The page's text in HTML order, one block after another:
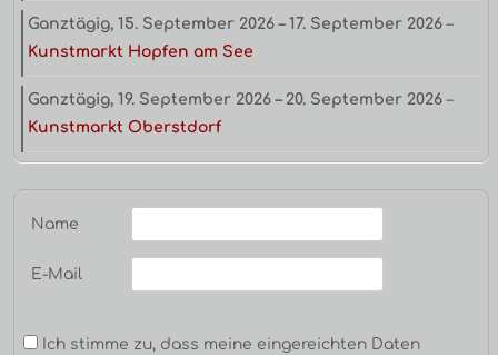
Ganztägig, 15. September 2026 – 17. September 2026 –
Kunstmarkt Hopfen am See
Ganztägig, 19. September 2026 – 20. September 2026 –
Kunstmarkt Oberstdorf
Name
E-Mail
Ich stimme zu, dass meine eingereichten Daten